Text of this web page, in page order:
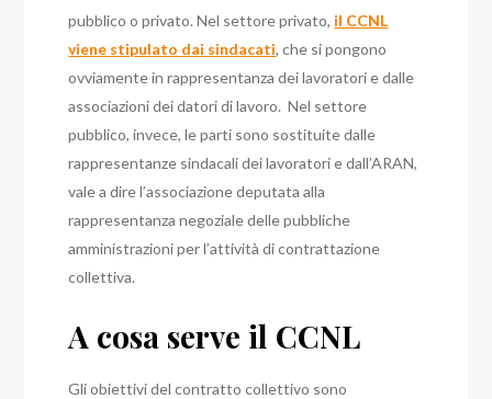
pubblico o privato. Nel settore privato, il CCNL
viene stipulato dai sindacati, che si pongono
ovviamente in rappresentanza dei lavoratori e dalle
associazioni dei datori di lavoro. Nel settore
pubblico, invece, le parti sono sostituite dalle
rappresentanze sindacali dei lavoratori e dall’ARAN,
vale a dire l’associazione deputata alla
rappresentanza negoziale delle pubbliche
amministrazioni per l’attività di contrattazione
collettiva.
A cosa serve il CCNL
Gli obiettivi del contratto collettivo sono